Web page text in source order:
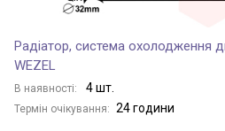
Радіатор, система охолодження
WEZEL
В наявності: 4 шт.
Термін очікування: 24 години